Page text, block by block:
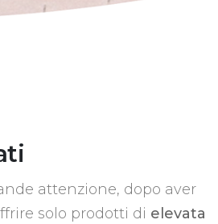
attenzione, dopo aver
solo prodotti di elevata